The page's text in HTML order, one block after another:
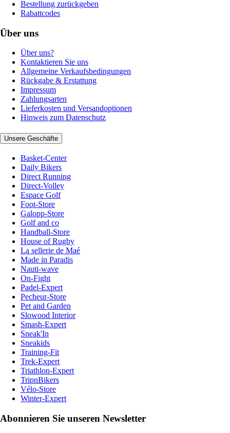
Bestellung zurückgeben
Rabattcodes
Über uns
Über uns?
Kontaktieren Sie uns
Allgemeine Verkaufsbedingungen
Rückgabe & Erstattung
Impressum
Zahlungsarten
Lieferkosten und Versandoptionen
Hinweis zum Datenschutz
Unsere Geschäfte
Basket-Center
Daily Bikers
Direct Running
Direct-Volley
Espace Golf
Foot-Store
Galopp-Store
Golf and co
Handball-Store
House of Rugby
La sellerie de Maé
Made in Paradis
Nauti-wave
On-Fight
Padel-Expert
Pecheur-Store
Pet and Garden
Slowood Interior
Smash-Expert
Sneak'In
Sneakids
Training-Fit
Trek-Expert
Triathlon-Expert
TripnBikers
Vélo-Store
Winter-Expert
Abonnieren Sie unseren Newsletter